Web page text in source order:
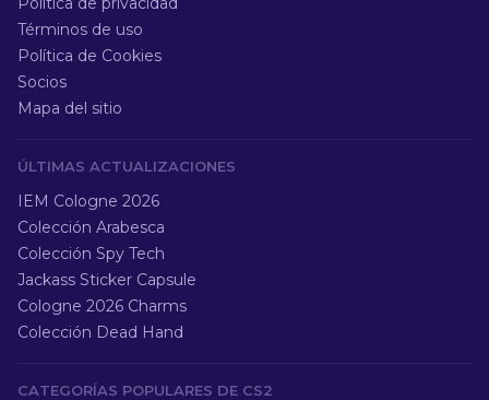
Términos de uso
Política de Cookies
Socios
Mapa del sitio
ÚLTIMAS ACTUALIZACIONES
IEM Cologne 2026
Colección Arabesca
Colección Spy Tech
Jackass Sticker Capsule
Cologne 2026 Charms
Colección Dead Hand
CATEGORÍAS POPULARES DE CS2